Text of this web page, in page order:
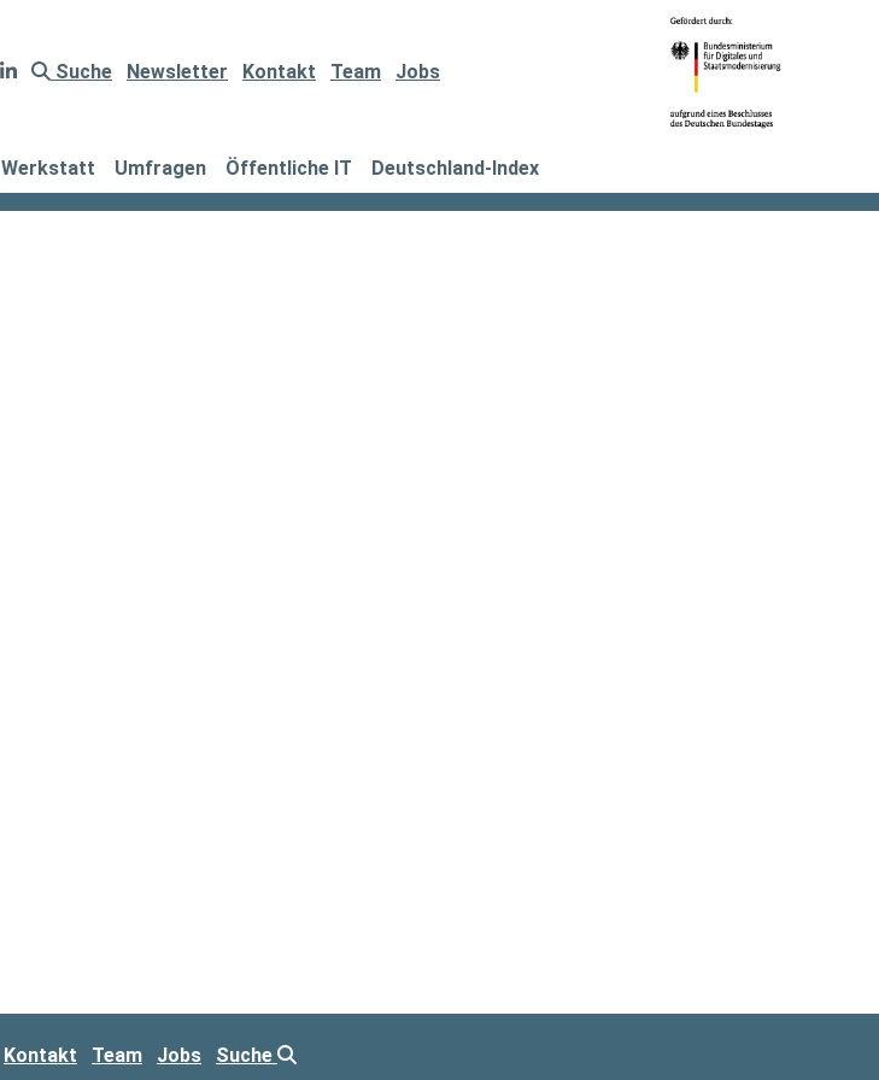
Suche Newsletter Kontakt Team Jobs
Werkstatt Umfragen Öffentliche IT Deutschland-Index
Kontakt Team Jobs Suche